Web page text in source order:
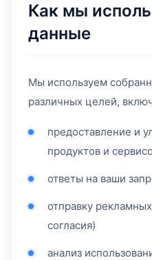
Как мы
данные
Мы используем
различных целей,
предоставление и
продуктов и
ответы на ваши
отправку
согласия)
анализ